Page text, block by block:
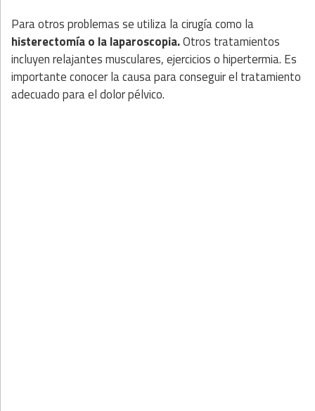
Para otros problemas se utiliza la cirugía como la
histerectomía o la laparoscopia.Otros tratamientos
incluyen relajantes musculares, ejercicios o hipertermia. Es
importante conocer la causa para conseguir el tratamiento
adecuado para el dolor pélvico.